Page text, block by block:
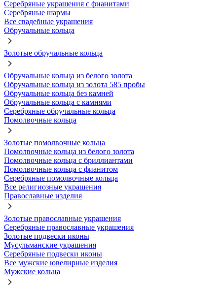
Серебряные украшения с фианитами
Серебряные шармы
Все свадебные украшения
Обручальные кольца
Золотые обручальные кольца
Обручальные кольца из белого золота
Обручальные кольца из золота 585 пробы
Обручальные кольца без камней
Обручальные кольца с камнями
Серебряные обручальные кольца
Помолвочные кольца
Золотые помолвочные кольца
Помолвочные кольца из белого золота
Помолвочные кольца с бриллиантами
Помолвочные кольца с фианитом
Серебряные помолвочные кольца
Все религиозные украшения
Православные изделия
Золотые православные украшения
Серебряные православные украшения
Золотые подвески иконы
Мусульманские украшения
Серебряные подвески иконы
Все мужские ювелирные изделия
Мужские кольца